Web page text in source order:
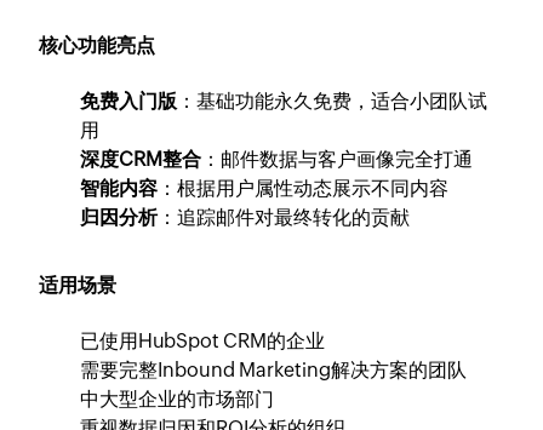
核心功能亮点
免费入门版 ：基础功能永久免费，适合小团队试
用
深度CRM整合 ：邮件数据与客户画像完全打通
智能内容 ：根据用户属性动态展示不同内容
归因分析：追踪邮件对最终转化的贡献
适用场景
已使用HubSpot CRM的企业
需要完整Inbound Marketing解决方案的团队
中大型企业的市场部门